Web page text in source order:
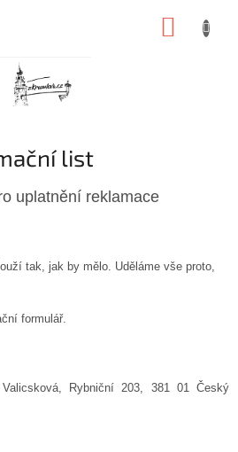
list
uplatnění reklamace
tak, jak by mělo. Uděláme vše proto,
formulář.
Rybniční 203, 381 01 Český